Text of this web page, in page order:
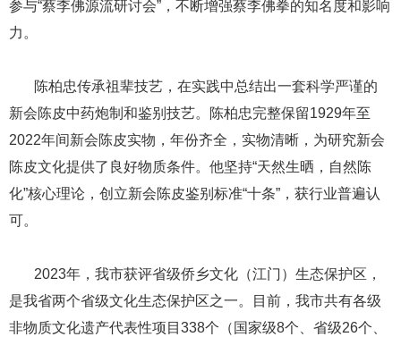
参与“蔡李佛源流研讨会”，不断增强蔡李佛拳的知名度和影响
力。
​​​​​​​ ​​​​​​​陈柏忠传承祖辈技艺，在实践中总结出一套科学严谨的
新会陈皮中药炮制和鉴别技艺。陈柏忠完整保留1929年至
2022年间新会陈皮实物，年份齐全，实物清晰，为研究新会
陈皮文化提供了良好物质条件。他坚持“天然生晒，自然陈
化”核心理论，创立新会陈皮鉴别标准“十条”，获行业普遍认
可。
​​​​​​​ ​​​​​​​2023年，我市获评省级侨乡文化（江门）生态保护区，
是我省两个省级文化生态保护区之一。目前，我市共有各级
非物质文化遗产代表性项目338个（国家级8个、省级26个、